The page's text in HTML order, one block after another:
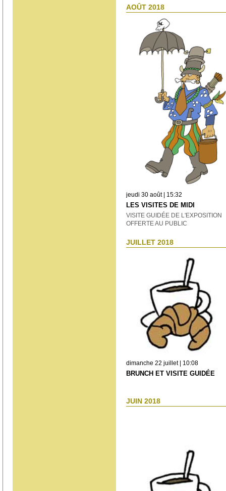
AOÛT 2018
jeudi 30 août | 15:32
LES VISITES DE MIDI
VISITE GUIDÉE DE L'EXPOSITION
OFFERTE AU PUBLIC
JUILLET 2018
dimanche 22 juillet | 10:08
BRUNCH ET VISITE GUIDÉE
JUIN 2018